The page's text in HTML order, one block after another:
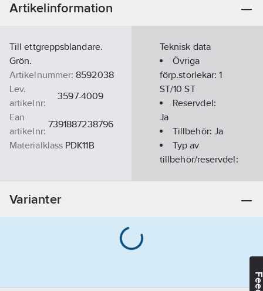
Artikelinformation
Till ettgreppsblandare.
Grön.
Artikelnummer: 8592038
Lev.
artikelnr:
3597-4009
Ean
artikelnr:
7391887238796
Materialklass PDK11B
Teknisk data
Övriga
förp.storlekar:1
ST/10 ST
Reservdel:
Ja
Tillbehör: Ja
Typ av
tillbehör/reservdel:
ettgreppsblandare
REACH
Varianter